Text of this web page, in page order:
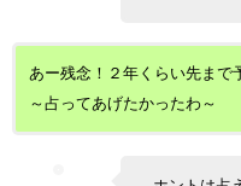
あー残念！２年くらい先まで
～占ってあげたかったわ～